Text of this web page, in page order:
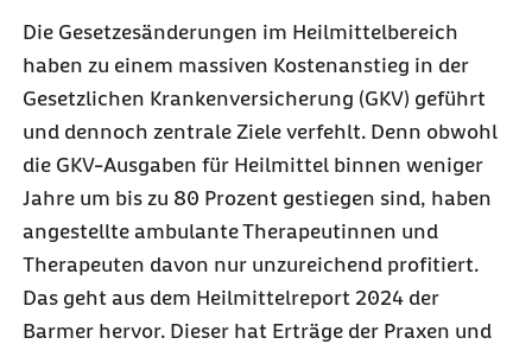
Die Gesetzesänderungen im Heilmittelbereich
haben zu einem massiven Kostenanstieg in der
Gesetzlichen Krankenversicherung (GKV) geführt
und dennoch zentrale Ziele verfehlt. Denn obwohl
die GKV-Ausgaben für Heilmittel binnen weniger
Jahre um bis zu 80 Prozent gestiegen sind, haben
angestellte ambulante Therapeutinnen und
Therapeuten davon nur unzureichend profitiert.
Das geht aus dem Heilmittelreport 2024 der
Barmer hervor. Dieser hat Erträge der Praxen und